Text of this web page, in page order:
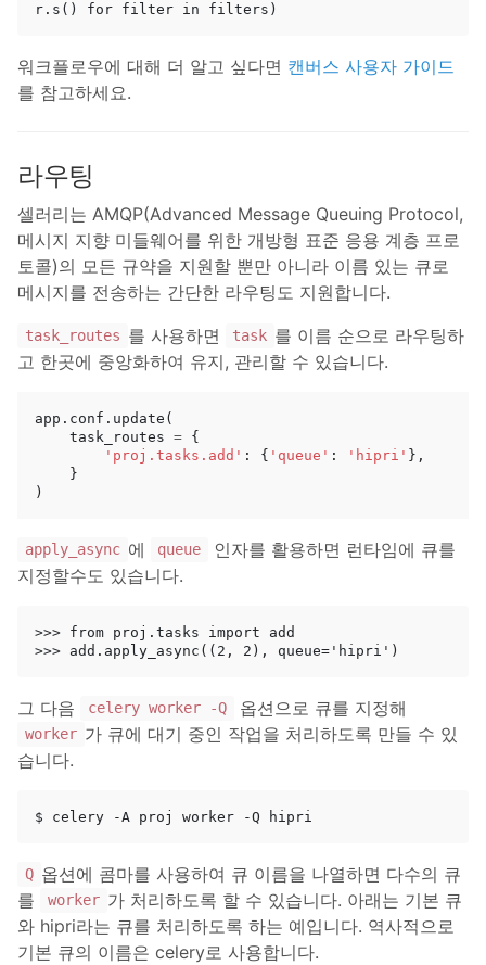
워크플로우에 대해 더 알고 싶다면 캔버스 사용자 가이드
를 참고하세요.
라우팅
셀러리는 AMQP(Advanced Message Queuing Protocol,
메시지 지향 미들웨어를 위한 개방형 표준 응용 계층 프로
토콜)의 모든 규약을 지원할 뿐만 아니라 이름 있는 큐로
메시지를 전송하는 간단한 라우팅도 지원합니다.
task_routes 를 사용하면 task 를 이름 순으로 라우팅하
고 한곳에 중앙화하여 유지, 관리할 수 있습니다.
app . conf . update (
task_routes = {
'proj.tasks.add' : { 'queue' : 'hipri' },
}
)
apply_async 에 queue
인자를 활용하면 런타임에 큐를
지정할수도 있습니다.
>>> from proj.tasks import add
그 다음 celery worker -Q 옵션으로 큐를 지정해
worker 가 큐에 대기 중인 작업을 처리하도록 만들 수 있
습니다.
Q 옵션에 콤마를 사용하여 큐 이름을 나열하면 다수의 큐
를
worker 가 처리하도록 할 수 있습니다. 아래는 기본 큐
와 hipri라는 큐를 처리하도록 하는 예입니다. 역사적으로
기본 큐의 이름은 celery로 사용합니다.